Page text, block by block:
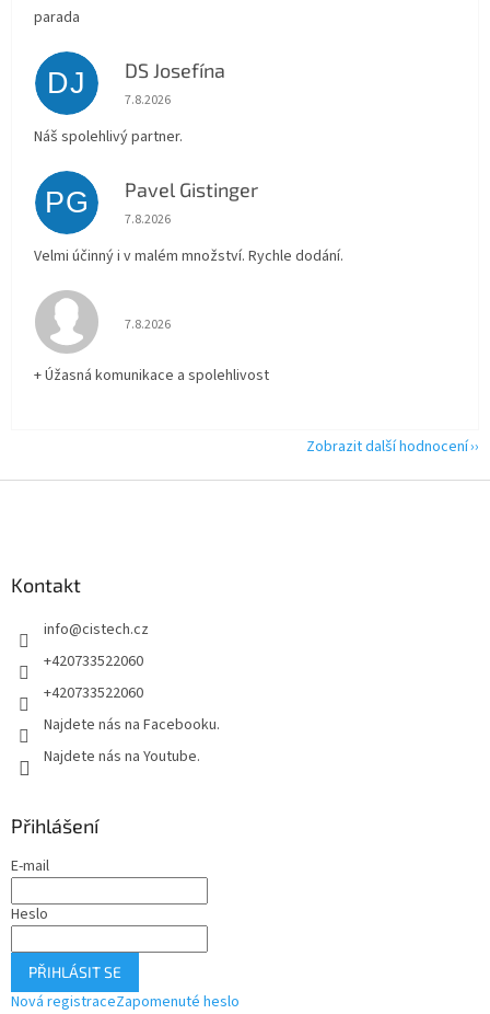
parada
DJ DS Josefína
Hodnocení obchodu je 5 z 5 hvězdiček.
7.8.2026
Náš spolehlivý partner.
PG Pavel Gistinger
Hodnocení obchodu je 5 z 5 hvězdiček.
7.8.2026
Velmi účinný i v malém množství. Rychle dodání.
Hodnocení obchodu je 5 z 5 hvězdiček.
7.8.2026
+ Úžasná komunikace a spolehlivost
Zobrazit další hodnocení
Kontakt
info@cistech.cz
+420733522060
+420733522060
Najdete nás na Facebooku.
Najdete nás na Youtube.
Přihlášení
E-mail
Heslo
PŘIHLÁSIT SE
Nová registraceZapomenuté heslo